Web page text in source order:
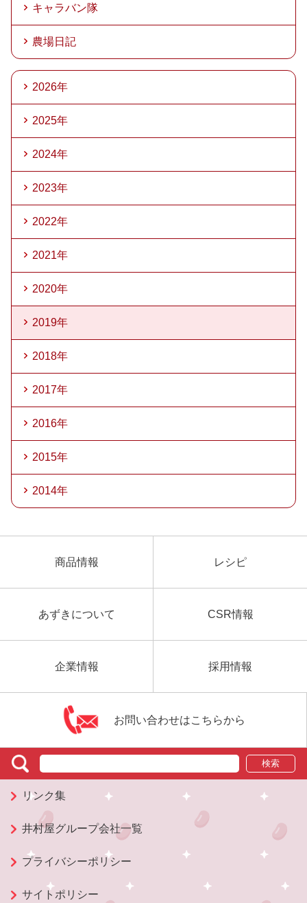
キャラバン隊
農場日記
2026年
2025年
2024年
2023年
2022年
2021年
2020年
2019年
2018年
2017年
2016年
2015年
2014年
商品情報 レシピ
あずきについて CSR情報
企業情報 採用情報
お問い合わせはこちらから
検索
リンク集
井村屋グループ会社一覧
プライバシーポリシー
サイトポリシー